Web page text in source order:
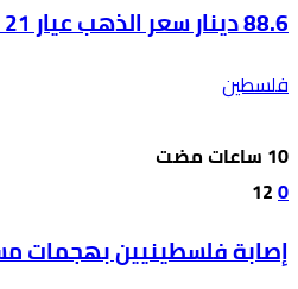
88.6 دينار سعر الذهب عيار 21 بالسوق المحلية
فلسطين
0
12
إصابة فلسطينيين بهجمات